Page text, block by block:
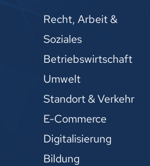
Recht, Arbeit &
Soziales
Betriebswirtschaft
Umwelt
Standort & Verkehr
E-Commerce
Digitalisierung
Bildung